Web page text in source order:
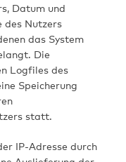
Datum und
des Nutzers
das System
Die
Logfiles des
Speicherung
statt.
IP-Adresse durch